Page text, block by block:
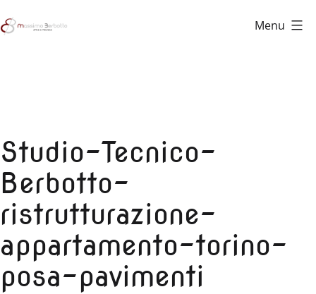
al
Menu
Studio-Tecnico-
Berbotto-
ristrutturazione-
appartamento-torino-
posa-pavimenti